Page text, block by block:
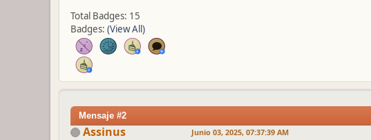
Total Badges: 15
Badges: (View All)
Mensaje #2
Assinus Junio 03, 2025, 07:37:39 AM